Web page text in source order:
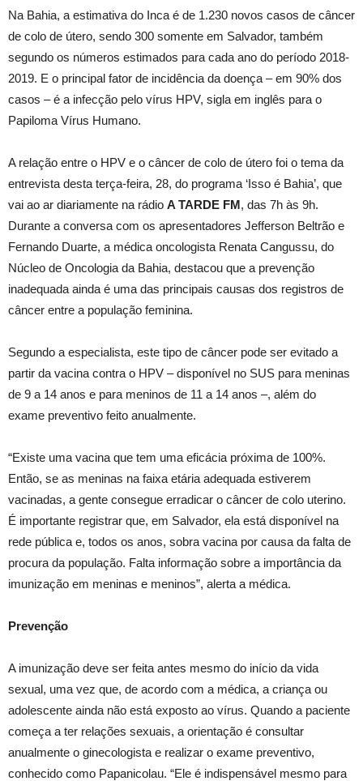
Na Bahia, a estimativa do Inca é de 1.230 novos casos de câncer
de colo de útero, sendo 300 somente em Salvador, também
segundo os números estimados para cada ano do período 2018-
2019. E o principal fator de incidência da doença – em 90% dos
casos – é a infecção pelo vírus HPV, sigla em inglês para o
Papiloma Vírus Humano.
A relação entre o HPV e o câncer de colo de útero foi o tema da
entrevista desta terça-feira, 28, do programa ‘Isso é Bahia’, que
vai ao ar diariamente na rádio A TARDE FM, das 7h às 9h.
Durante a conversa com os apresentadores Jefferson Beltrão e
Fernando Duarte, a médica oncologista Renata Cangussu, do
Núcleo de Oncologia da Bahia, destacou que a prevenção
inadequada ainda é uma das principais causas dos registros de
câncer entre a população feminina.
Segundo a especialista, este tipo de câncer pode ser evitado a
partir da vacina contra o HPV – disponível no SUS para meninas
de 9 a 14 anos e para meninos de 11 a 14 anos –, além do
exame preventivo feito anualmente.
“Existe uma vacina que tem uma eficácia próxima de 100%.
Então, se as meninas na faixa etária adequada estiverem
vacinadas, a gente consegue erradicar o câncer de colo uterino.
É importante registrar que, em Salvador, ela está disponível na
rede pública e, todos os anos, sobra vacina por causa da falta de
procura da população. Falta informação sobre a importância da
imunização em meninas e meninos”, alerta a médica.
Prevenção
A imunização deve ser feita antes mesmo do início da vida
sexual, uma vez que, de acordo com a médica, a criança ou
adolescente ainda não está exposto ao vírus. Quando a paciente
começa a ter relações sexuais, a orientação é consultar
anualmente o ginecologista e realizar o exame preventivo,
conhecido como Papanicolau. “Ele é indispensável mesmo para